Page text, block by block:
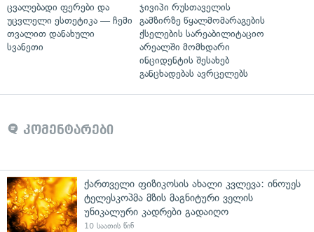
ცვალებადი ფერები და
უცვლელი ესთეტიკა — ჩემი
თვალით დანახული
სვანეთი
ჯივიპი რუსთაველის
გამზირზე წყალმომარაგების
ქსელების სარეაბილიტაციო
არეალში მომხდარი
ინციდენტის შესახებ
განცხადებას ავრცელებს
კომენტარები
ქართველი ფიზიკოსის ახალი კვლევა: ინოუეს
ტელესკოპმა მზის მაგნიტური ველის
უნიკალური კადრები გადაიღო
10 საათის წინ